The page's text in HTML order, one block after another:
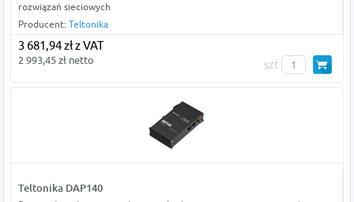
rozwiązań sieciowych
Producent: Teltonika
3 681,94 zł z VAT
2 993,45 zł netto szt
Teltonika DAP140